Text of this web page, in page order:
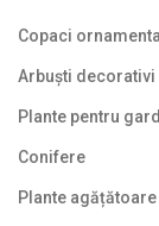
Copaci
Arbuști decorativi
Plante pentru
Conifere
Plante agățătoare